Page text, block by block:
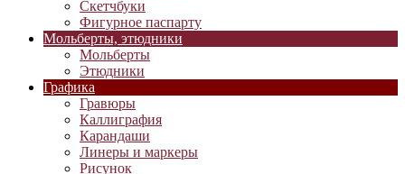
Скетчбуки
Фигурное паспарту
Мольберты, этюдники
Мольберты
Этюдники
Графика
Гравюры
Каллиграфия
Карандаши
Линеры и маркеры
Рисунок